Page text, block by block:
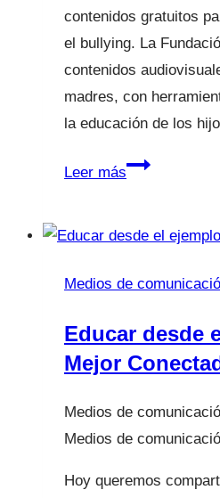
contenidos gratuitos
el bullying. La
contenidos
madres, con
la educación de los
Leer másLa
Medios de
Educar desde
Mejor
Hoy queremos